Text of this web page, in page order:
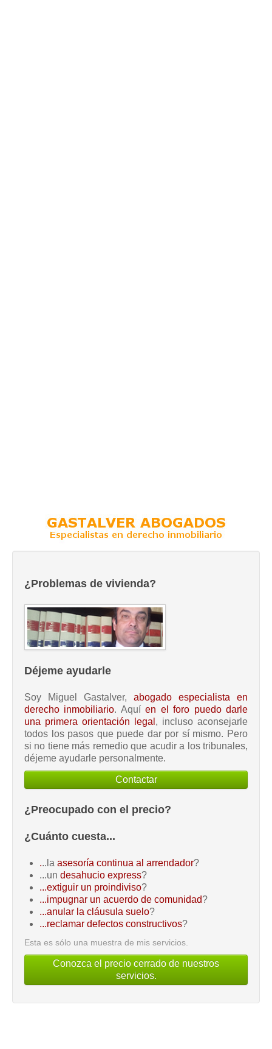
¿Problemas de vivienda?
Déjeme ayudarle
Soy Miguel Gastalver, abogado especialista en
derecho inmobiliario. Aquíen el foro puedo darle
una primera orientación legal , incluso aconsejarle
todos los pasos que puede dar por sí mismo. Pero
si no tiene más remedio que acudir a los tribunales,
déjeme ayudarle personalmente.
Contactar
¿Preocupado con el precio?
¿Cuánto cuesta...
...la asesoría continua al arrendador?
...un desahucio express?
...extiguir un proindiviso?
...impugnar un acuerdo de comunidad?
...anular la cláusula suelo?
...reclamar defectos constructivos?
Esta es sólo una muestra de mis servicios.
Conozca el precio cerrado de nuestros
servicios.